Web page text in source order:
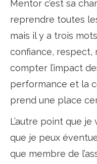
Mentor c’est sa
reprendre toutes
mais il y a trois
confiance, respect,
compter l’impact
performance et la
prend une place
L’autre point que je
que je peux
que membre de